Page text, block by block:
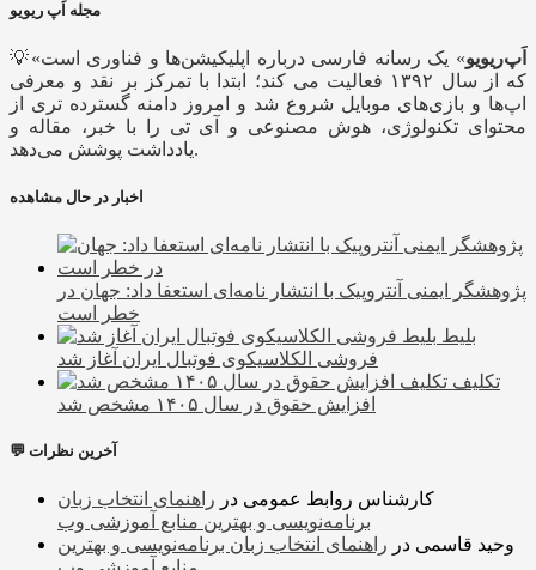
مجله اَپ ریویو
💡« اَپ‌ریویو» یک رسانه فارسی درباره اپلیکیشن‌ها و فناوری است
که از سال ۱۳۹۲ فعالیت می کند؛ ابتدا با تمرکز بر نقد و معرفی
اپ‌ها و بازی‌های موبایل شروع شد و امروز دامنه گسترده تری از
محتوای تکنولوژی، هوش مصنوعی و آی تی را با خبر، مقاله و
یادداشت پوشش می‌دهد.
اخبار در حال مشاهده
پژوهشگر ایمنی آنتروپیک با انتشار نامه‌ای استعفا داد: جهان در
خطر است
بلیط
فروشی الکلاسیکوی فوتبال ایران آغاز شد
تکلیف
افزایش حقوق در سال ۱۴۰۵ مشخص شد
💬 آخرین نظرات
کارشناس روابط عمومی در راهنمای انتخاب زبان
برنامه‌نویسی و بهترین منابع آموزشی وب
وحید قاسمی در راهنمای انتخاب زبان برنامه‌نویسی و بهترین